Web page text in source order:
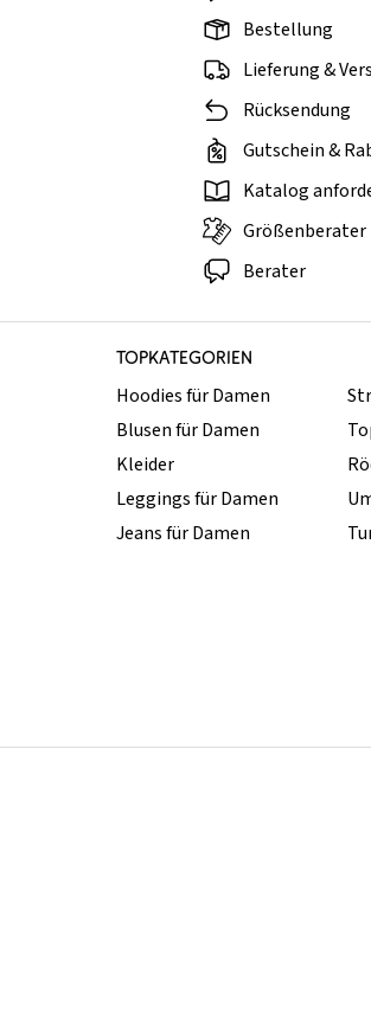
Bestellung
Lieferung &
Rücksendung
Gutschein &
Katalog
Größenberater
Berater
TOPKATEGORIEN
Hoodies für Damen
Blusen für Damen
Kleider
Leggings für Damen
Jeans für Damen